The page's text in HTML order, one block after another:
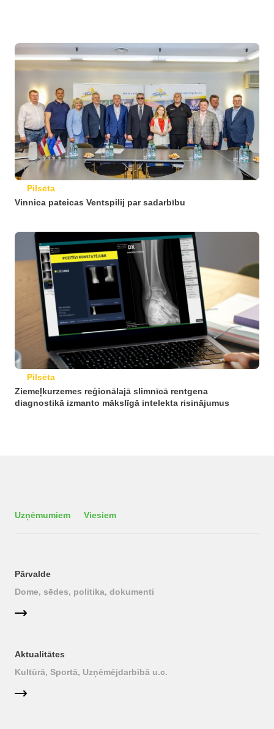
Pilsēta
Vinnica pateicas Ventspilij par sadarbību
Pilsēta
Ziemeļkurzemes reģionālajā slimnīcā rentgena
diagnostikā izmanto mākslīgā intelekta risinājumus
Uzņēmumiem Viesiem
Pārvalde
Dome, sēdes, politika, dokumenti
Aktualitātes
Kultūrā, Sportā, Uzņēmējdarbībā u.c.